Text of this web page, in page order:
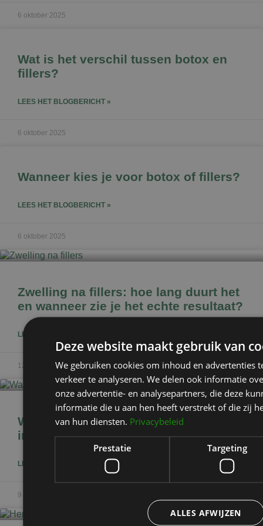
6 oktober 2025
Wat is het verschil tussen botox en
fillers?
LEES HET BLOGBERICHT »
6 oktober 2025
Wanneer kies je voor botox of fillers?
LEES HET BLOGBERICHT »
6 oktober 2025
Zwelling na fillers: hoe lang duurt het
en wanneer zie je het echte resultaat?
LEES HET BLOGBERICHT »
12 september 2025
Wat te doen bij blauwe plekken na
injectables?
LEES HET BLOGBERICHT »
9 september 2025
Deze website maakt gebruik van
We gebruiken cookies om inhoud en advertenties
verkeer te analyseren. We delen ook informatie
onze advertentie- en analysepartners, die deze
informatie die u aan hen heeft verstrekt of die zij
van hun diensten. Privacybeleid
Prestatie Targeting
ALLES AFWIJZEN